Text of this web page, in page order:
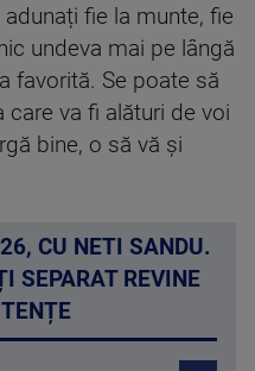
fie la munte, fie
undeva mai pe lângă
favorită. Se poate să
va fi alături de voi
bine, o să vă și
CU NETI SANDU.
SEPARAT REVINE